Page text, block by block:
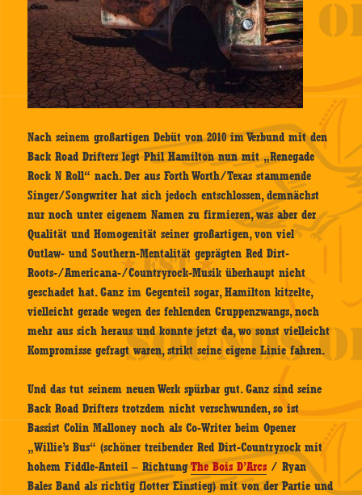
Nach seinem großartigen Debüt von 2010 im Verbund mit den
Back Road Drifters legt Phil Hamilton nun mit „Renegade
Rock N Roll“ nach. Der aus Forth Worth/Texas stammende
Singer/Songwriter hat sich jedoch entschlossen, demnächst
nur noch unter eigenem Namen zu firmieren, was aber der
Qualität und Homogenität seiner großartigen, von viel
Outlaw- und Southern-Mentalität geprägten Red Dirt-
Roots-/Americana-/Countryrock-Musik überhaupt nicht
geschadet hat. Ganz im Gegenteil sogar, Hamilton kitzelte,
vielleicht gerade wegen des fehlenden Gruppenzwangs, noch
mehr aus sich heraus und konnte jetzt da, wo sonst vielleicht
Kompromisse gefragt waren, strikt seine eigene Linie fahren.
Und das tut seinem neuen Werk spürbar gut. Ganz sind seine
Back Road Drifters trotzdem nicht verschwunden, so ist
Bassist Colin Malloney noch als Co-Writer beim Opener
„Willie’s Bus“ (schöner treibender Red Dirt-Countryrock mit
hohem Fiddle-Anteil – RichtungThe Bois D’Arcs / Ryan
Bales Band als richtig flotter Einstieg) mit von der Partie und